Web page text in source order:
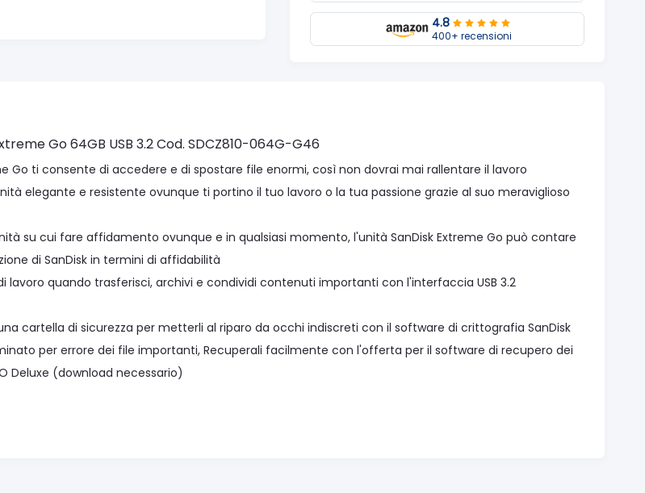
4.8
400+ recensioni
Go 64GB USB 3.2 Cod. SDCZ810-064G-G46
Go ti consente di accedere e di spostare file enormi, così non dovrai mai rallentare il lavoro
elegante e resistente ovunque ti portino il tuo lavoro o la tua passione grazie al suo meraviglioso
su cui fare affidamento ovunque e in qualsiasi momento, l'unità SanDisk Extreme Go può contare
di SanDisk in termini di affidabilità
lavoro quando trasferisci, archivi e condividi contenuti importanti con l'interfaccia USB 3.2
cartella di sicurezza per metterli al riparo da occhi indiscreti con il software di crittografia SanDisk
per errore dei file importanti, Recuperali facilmente con l'offerta per il software di recupero dei
Deluxe (download necessario)